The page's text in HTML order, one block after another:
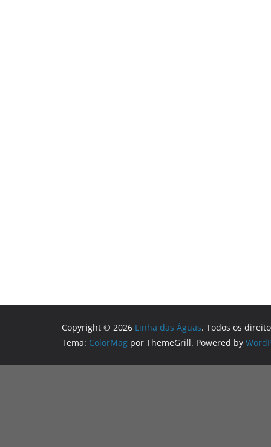
Copyright © 2026 Linha das Águas. Todos os
Tema: ColorMag por ThemeGrill. Powered by